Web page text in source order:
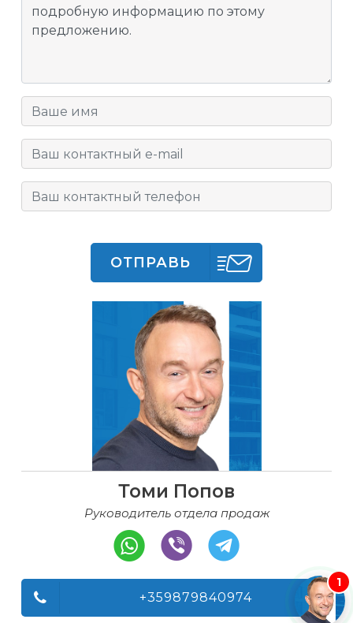
ОТПРАВЬ
Томи Попов
Руководитель отдела продаж
+359879840974
1